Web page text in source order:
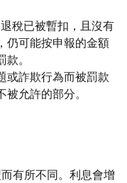
稅已被暫扣，且沒有
仍可能按申報的金額
。
或詐欺行為而被罰款
允許的部分。
有所不同。利息會增